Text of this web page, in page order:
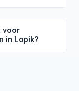
voor
in Lopik?